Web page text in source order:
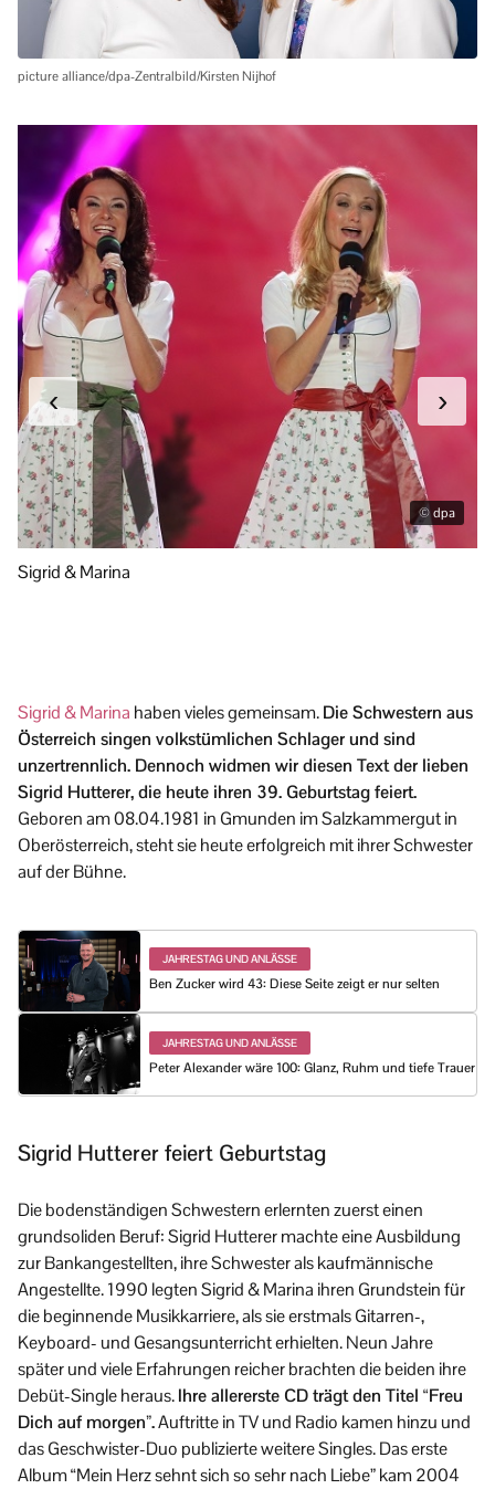
picture alliance/dpa-Zentralbild/Kirsten Nijhof
‹
Sigrid & Marina
© dpa
›
Sigrid & Marina haben vieles gemeinsam.Die Schwestern aus
Österreich singen volkstümlichen Schlager und sind
unzertrennlich. Dennoch widmen wir diesen Text der lieben
Sigrid Hutterer, die heute ihren 39. Geburtstag feiert.
Geboren am 08.04.1981 in Gmunden im Salzkammergut in
Oberösterreich, steht sie heute erfolgreich mit ihrer Schwester
auf der Bühne.
JAHRESTAG UND ANLÄSSE
Ben Zucker wird 43: Diese Seite zeigt er nur selten
JAHRESTAG UND ANLÄSSE
Peter Alexander wäre 100: Glanz, Ruhm und tiefe Trauer
Sigrid Hutterer feiert Geburtstag
Die bodenständigen Schwestern erlernten zuerst einen
grundsoliden Beruf: Sigrid Hutterer machte eine Ausbildung
zur Bankangestellten, ihre Schwester als kaufmännische
Angestellte. 1990 legten Sigrid & Marina ihren Grundstein für
die beginnende Musikkarriere, als sie erstmals Gitarren-,
Keyboard- und Gesangsunterricht erhielten. Neun Jahre
später und viele Erfahrungen reicher brachten die beiden ihre
Debüt-Single heraus.Ihre allererste CD trägt den Titel “Freu
Dich auf morgen”.Auftritte in TV und Radio kamen hinzu und
das Geschwister-Duo publizierte weitere Singles. Das erste
Album “Mein Herz sehnt sich so sehr nach Liebe” kam 2004